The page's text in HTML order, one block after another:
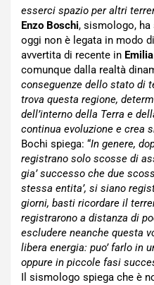
esserci spazio per altri
Enzo Boschi, sismologo,
oggi non è legata in modo
avvertita di recente in
comunque dalla realtà
conseguenze dello stato di
trova questa regione,
dell’interno della Terra e
continua evoluzione e crea
Bochi spiega: “In genere,
registrano solo scosse di
gia’ successo che due
stessa entita’, si siano
giorni, basti ricordare il
registrarono a distanza di
escludere neanche questa
libera energia: puo’ farlo in
oppure in piccole fasi
Il sismologo spiega che è